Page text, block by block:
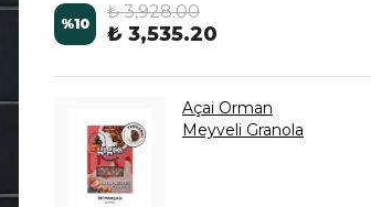
%10
₺ 3,928.00
₺ 3,535.20
Açai Orman
Meyveli Granola